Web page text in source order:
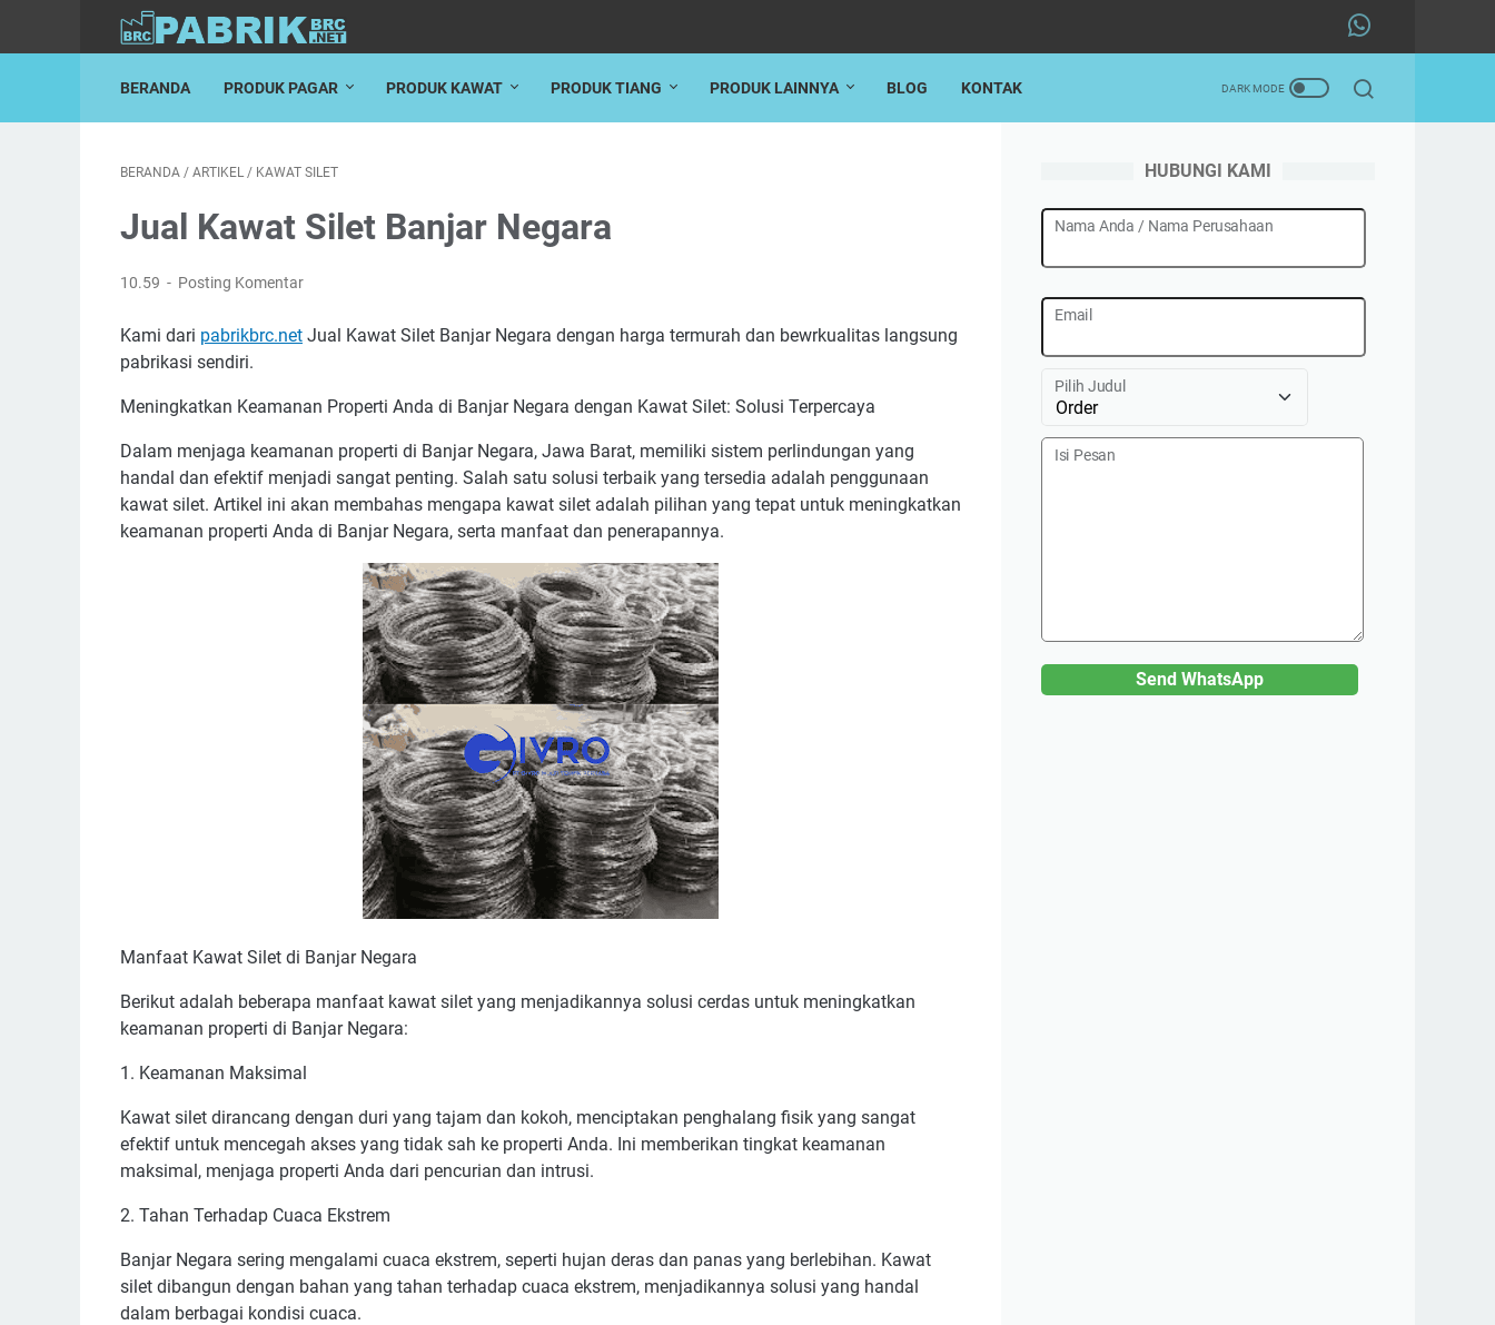
BERANDA PRODUK PAGAR PRODUK KAWAT PRODUK TIANG PRODUK LAINNYA BLOG KONTAK
BERANDA / ARTIKEL / KAWAT SILET
Jual Kawat Silet Banjar Negara
10.59 Posting Komentar
Kami dari pabrikbrc.net Jual Kawat Silet Banjar Negara dengan harga termurah dan bewrkualitas langsung
pabrikasi sendiri.
Meningkatkan Keamanan Properti Anda di Banjar Negara dengan Kawat Silet: Solusi Terpercaya
Dalam menjaga keamanan properti di Banjar Negara, Jawa Barat, memiliki sistem perlindungan yang
handal dan efektif menjadi sangat penting. Salah satu solusi terbaik yang tersedia adalah penggunaan
kawat silet. Artikel ini akan membahas mengapa kawat silet adalah pilihan yang tepat untuk meningkatkan
keamanan properti Anda di Banjar Negara, serta manfaat dan penerapannya.
Manfaat Kawat Silet di Banjar Negara
Berikut adalah beberapa manfaat kawat silet yang menjadikannya solusi cerdas untuk meningkatkan
keamanan properti di Banjar Negara:
1. Keamanan Maksimal
Kawat silet dirancang dengan duri yang tajam dan kokoh, menciptakan penghalang fisik yang sangat
efektif untuk mencegah akses yang tidak sah ke properti Anda. Ini memberikan tingkat keamanan
maksimal, menjaga properti Anda dari pencurian dan intrusi.
2. Tahan Terhadap Cuaca Ekstrem
Banjar Negara sering mengalami cuaca ekstrem, seperti hujan deras dan panas yang berlebihan. Kawat
silet dibangun dengan bahan yang tahan terhadap cuaca ekstrem, menjadikannya solusi yang handal
dalam berbagai kondisi cuaca.
HUBUNGI KAMI
Nama Anda / Nama Perusahaan
Email
Pilih Judul
Isi Pesan
Send WhatsApp